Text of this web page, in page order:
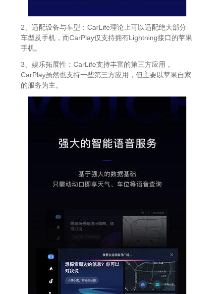
2、适配设备与车型：CarLife理论上可以适配绝大部分
车型及手机，而CarPlay仅支持拥有Lightning接口的苹果
手机。
3、娱乐拓展性：CarLife支持丰富的第三方应用，
CarPlay虽然也支持一些第三方应用，但主要以苹果自家
的服务为主。